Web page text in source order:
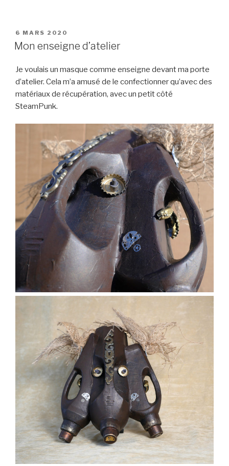
PUBLIÉ
LE
6 MARS 2020
Mon enseigne d’atelier
Je voulais un masque comme enseigne devant ma porte
d’atelier. Cela m’a amusé de le confectionner qu’avec des
matériaux de récupération, avec un petit côté
SteamPunk.